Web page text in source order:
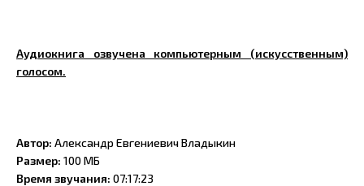
Аудиокнига озвучена компьютерным (искусственным)
голосом.
Автор: Александр Евгениевич Владыкин
Размер: 100 МБ
Время звучания: 07:17:23